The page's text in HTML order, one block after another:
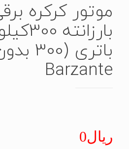
موتور کرکره
Barzante
ریال0